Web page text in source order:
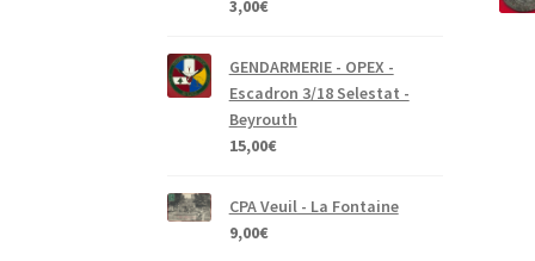
3,00€
GENDARMERIE - OPEX -
Escadron 3/18 Selestat -
Beyrouth
15,00€
CPA Veuil - La Fontaine
9,00€